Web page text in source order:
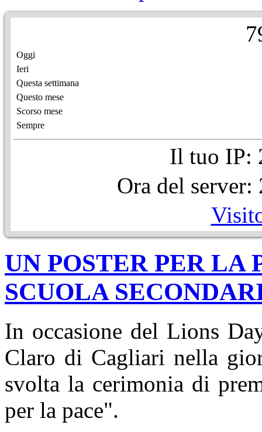
7
Oggi
Ieri
Questa settimana
Questo mese
Scorso mese
Sempre
Il tuo IP:
Ora del
UN POSTER PER LA
SCUOLA
In occasione del Lions
Claro di Cagliari nella
svolta la cerimonia di
per la pace".